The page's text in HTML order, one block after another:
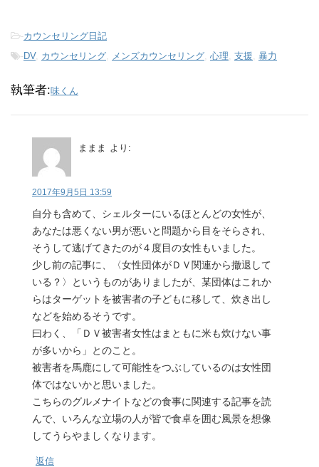
-カウンセリング日記
-DV, カウンセリング, メンズカウンセリング, 心理, 支援, 暴力
執筆者:味くん
ままま より:
2017年9月5日 13:59
自分も含めて、シェルターにいるほとんどの女性が、
あなたは悪くない男が悪いと問題から目をそらされ、
そうして逃げてきたのが４度目の女性もいました。
少し前の記事に、〈女性団体がＤＶ関連から撤退して
いる？〉というものがありましたが、某団体はこれか
らはターゲットを被害者の子どもに移して、炊き出し
などを始めるそうです。
曰わく、「ＤＶ被害者女性はまともに米も炊けない事
が多いから」とのこと。
被害者を馬鹿にして可能性をつぶしているのは女性団
体ではないかと思いました。
こちらのグルメナイトなどの食事に関連する記事を読
んで、いろんな立場の人が皆で食卓を囲む風景を想像
してうらやましくなります。
返信